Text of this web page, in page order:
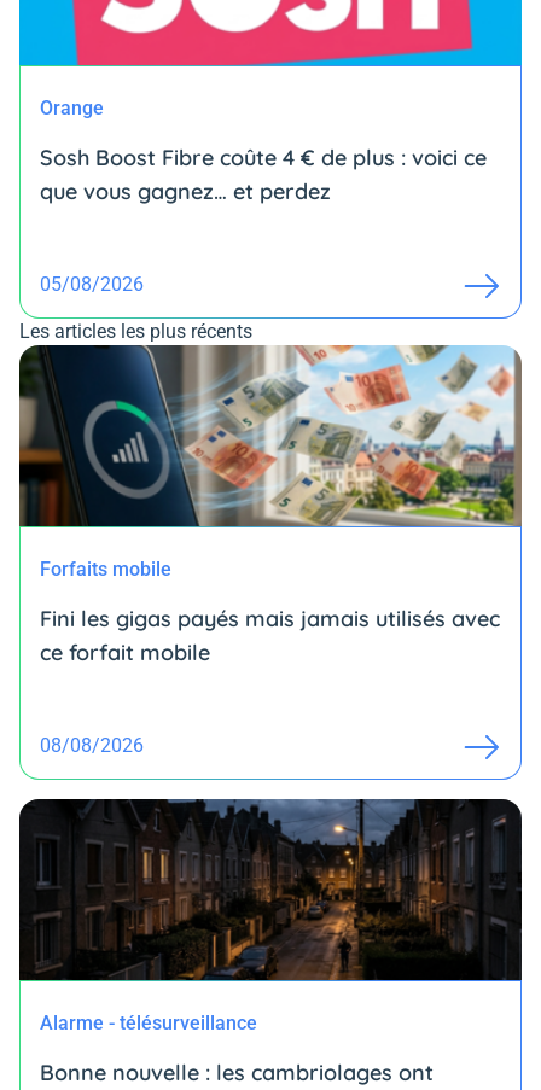
Orange
Sosh Boost Fibre coûte 4 € de plus : voici ce
que vous gagnez… et perdez
05/08/2026
Les articles les plus récents
Forfaits mobile
Fini les gigas payés mais jamais utilisés avec
ce forfait mobile
08/08/2026
Alarme - télésurveillance
Bonne nouvelle : les cambriolages ont